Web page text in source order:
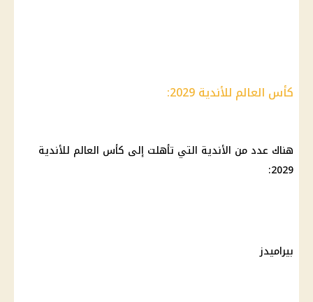
كأس العالم للأندية 2029:
هناك عدد من الأندية التي تأهلت إلى كأس العالم للأندية
2029:
بيراميدز